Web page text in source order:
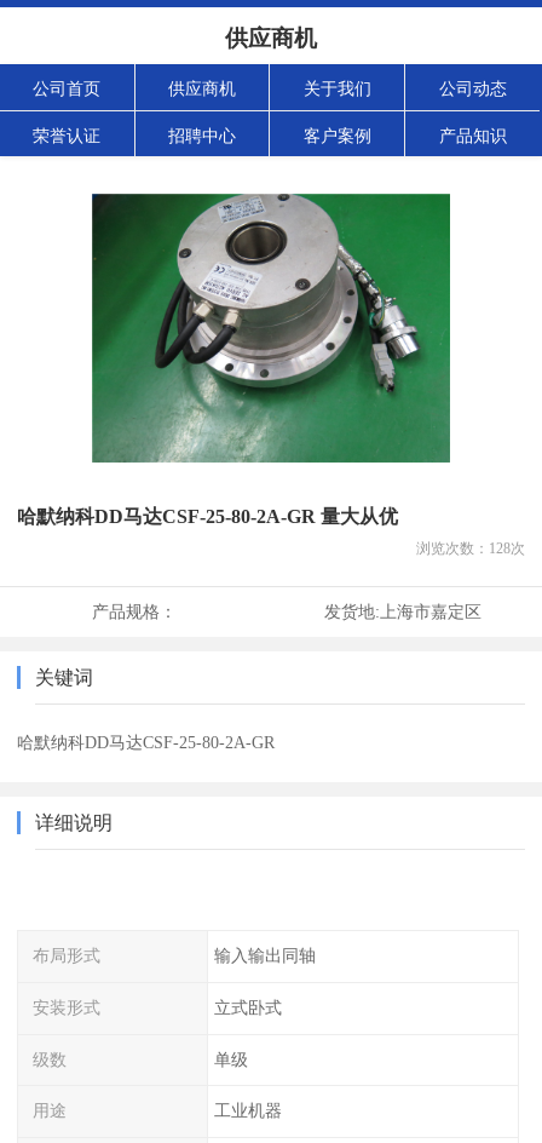
供应商机
公司首页 供应商机 关于我们 公司动态
荣誉认证 招聘中心 客户案例 产品知识
哈默纳科DD马达CSF-25-80-2A-GR 量大从优
浏览次数： 128次
产品规格： 发货地: 上海市嘉定区
关键词
哈默纳科DD马达CSF-25-80-2A-GR
详细说明
布局形式 输入输出同轴
安装形式 立式卧式
级数 单级
用途 工业机器